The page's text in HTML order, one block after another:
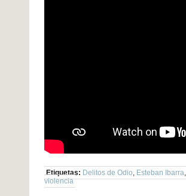
Etiquetas: Delitos de Odio, Esteban Ibarra,
violencia